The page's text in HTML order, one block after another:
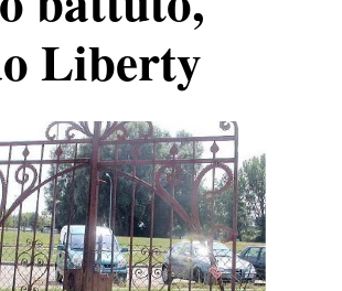
Liberty